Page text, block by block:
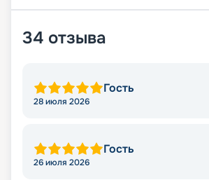
34 отзыва
Гость
28 июля 2026
Гость
26 июля 2026